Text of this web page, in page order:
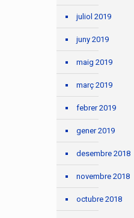
juliol 2019
juny 2019
maig 2019
març 2019
febrer 2019
gener 2019
desembre 2018
novembre 2018
octubre 2018